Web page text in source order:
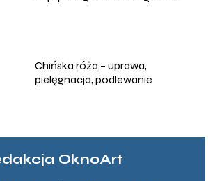
Chińska róża – uprawa,
pielęgnacja, podlewanie
OknoArt